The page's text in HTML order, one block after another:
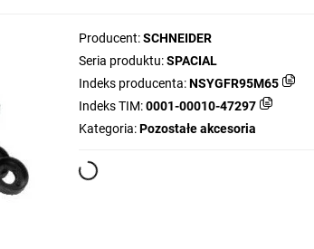
Producent:SCHNEIDER
Seria produktu:SPACIAL
Indeks producenta:NSYGFR95M65
Indeks TIM:0001-00010-47297
Kategoria:Pozostałe akcesoria